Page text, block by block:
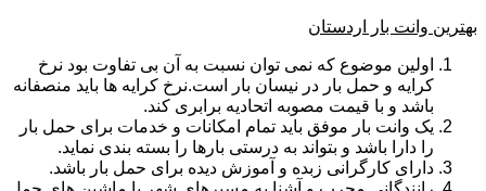
بهترین وانت بار اردستان
اولین موضوع که نمی توان نسبت به آن بی تفاوت بود نرخ
کرایه و حمل بار در نیسان بار است.نرخ کرایه ها باید منصفانه
باشد و با قیمت مصوبه اتحادیه برابری کند.
یک وانت بار موفق باید تمام امکانات و خدمات برای حمل بار
را دارا باشد و بتواند به درستی بارها را بسته بندی نماید.
دارای کارگرانی زبده و آموزش دیده برای حمل بار باشد.